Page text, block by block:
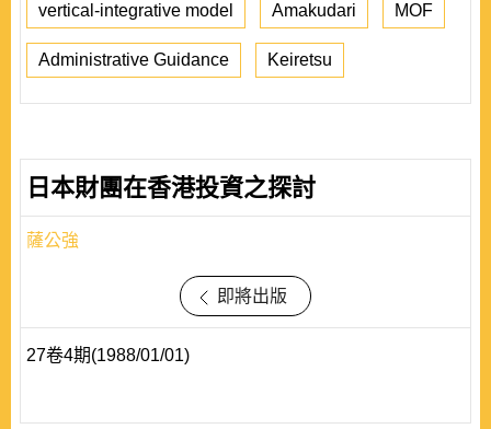
vertical-integrative model Amakudari MOF
Administrative Guidance Keiretsu
日本財團在香港投資之探討
薩公強
即將出版
27卷4期(1988/01/01)